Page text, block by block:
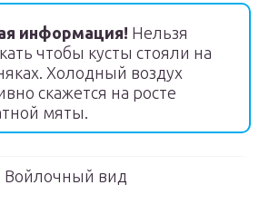
информация! Нельзя
чтобы кусты стояли на
Холодный воздух
скажется на росте
мяты.
Войлочный вид